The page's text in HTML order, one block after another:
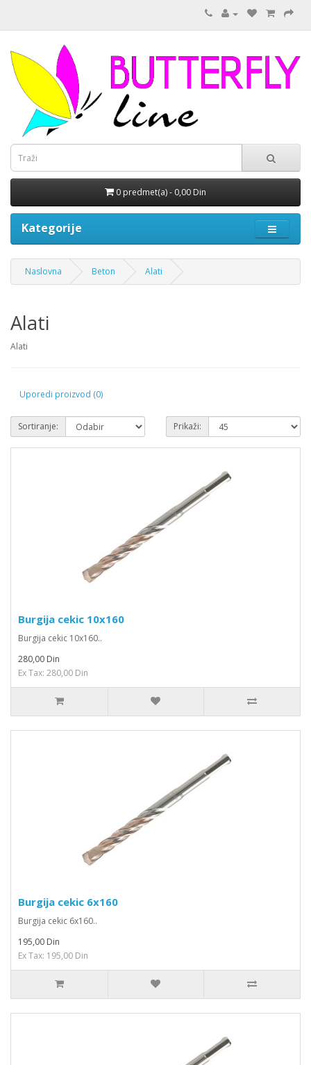
0 predmet(a) - 0,00 Din
Kategorije
Naslovna Beton Alati
Alati
Alati
Uporedi proizvod (0)
Sortiranje: Prikaži:
Burgija cekic 10x160
Burgija cekic 10x160..
280,00 Din
Ex Tax: 280,00 Din
Burgija cekic 6x160
Burgija cekic 6x160..
195,00 Din
Ex Tax: 195,00 Din